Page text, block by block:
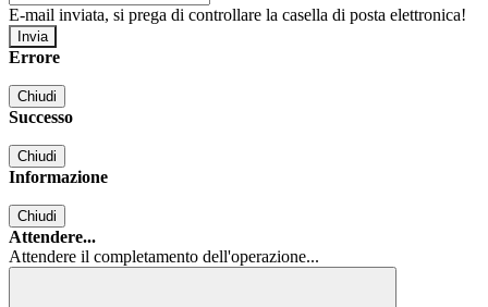
E-mail inviata, si prega di controllare la casella di posta elettronica!
Errore
Chiudi
Successo
Chiudi
Informazione
Chiudi
Attendere...
Attendere il completamento dell'operazione...